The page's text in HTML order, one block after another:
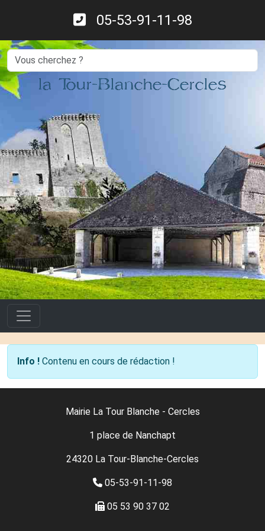
05-53-91-11-98
Search
la Tour-Blanche-Cercles
Info ! Contenu en cours de rédaction !
Mairie La Tour Blanche - Cercles
1 place de Nanchapt
24320 La Tour-Blanche-Cercles
05-53-91-11-98
05 53 90 37 02